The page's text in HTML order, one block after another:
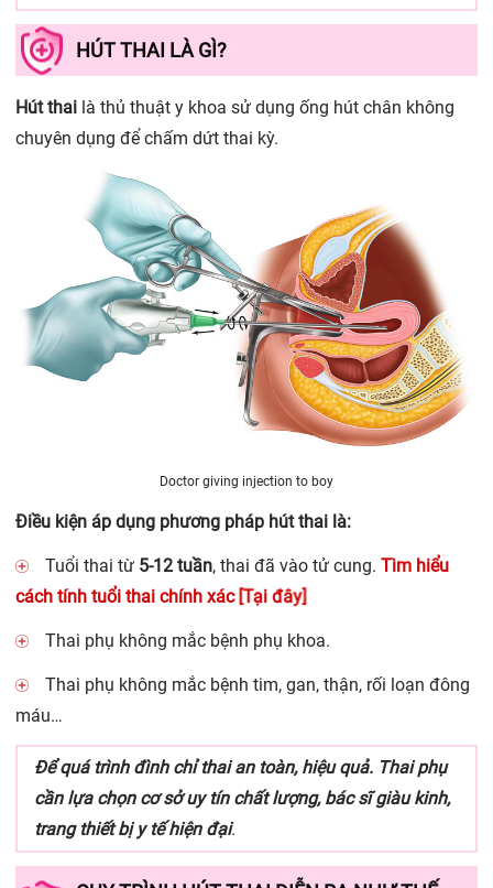
HÚT THAI LÀ GÌ?
Hút thai là thủ thuật y khoa sử dụng ống hút chân không
chuyên dụng để chấm dứt thai kỳ.
Doctor giving injection to boy
Điều kiện áp dụng phương pháp hút thai là:
Tuổi thai từ 5-12 tuần, thai đã vào tử cung. Tìm hiểu
cách tính tuổi thai chính xác [Tại đây]
Thai phụ không mắc bệnh phụ khoa.
Thai phụ không mắc bệnh tim, gan, thận, rối loạn đông
máu…
Để quá trình đình chỉ thai an toàn, hiệu quả. Thai phụ
cần lựa chọn cơ sở uy tín chất lượng, bác sĩ giàu kinh,
trang thiết bị y tế hiện đại.